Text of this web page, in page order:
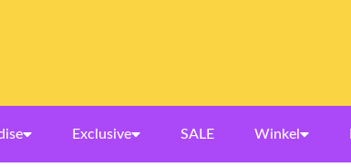
Exclusive SALE Winkel